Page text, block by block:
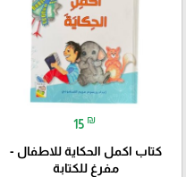
15 ₪
كتاب اكمل الحكاية للاطفال -
مفرغ للكتابة